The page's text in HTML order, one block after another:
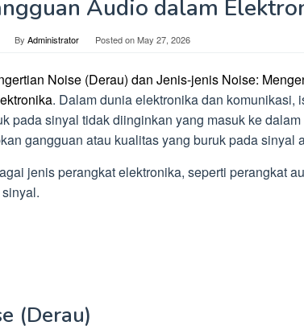
Audio dalam
By Administrator Posted onMay 27, 2026
Noise (Derau) dan Jenis-jenis Noise:
. Dalam dunia elektronika dan komunikasi,
pada sinyal tidak diinginkan yang masuk ke
gangguan atau kualitas yang buruk pada sinyal
jenis perangkat elektronika, seperti perangkat
(Derau)